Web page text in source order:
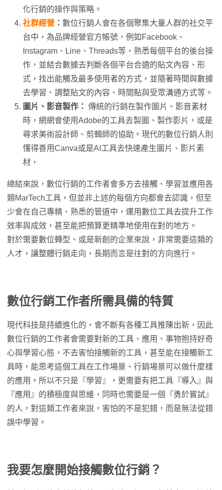
化行銷的操作與策略。
社群經營 ： 數位行銷人會在各個聚集大量人群的社交平
台中，為品牌經營官方帳號，例如Facebook、
Instagram、Line、Threads等，熟悉每個平台的後台操
作，並結合數據去判斷各個平台合適的貼文內容、形
式，找出能觸及最多使用者的方式，並隨著時間與數據
去學習、調整貼文的內容、時間點與受眾溝通方式等。
圖片、影音製作： 傳統的行銷在製作圖片、影音素材
時，網網會使用Adobe的工具去製圖、製作影片，或是
尋求美術設計師、剪輯師的協助。現代的數位行銷人則
懂得善用Canva或是AI工具去快速產生圖片、影片素
材，
總結來說，數位行銷的工作者會多方去接觸、學習並應用各
類MarTech工具，但並非上述的每個方向都會去認識，但至
少會在自己專精、熟悉的管道中，運用數位工具去提升工作
效率與成效，甚至能把預算更精準地使用在對的地方。
對於需要數位轉型、或是新創的企業來說，非常需要這類的
人才，讓整體行銷走向，長期而言是往對的方向進行。
數位行銷工作者所需具備的特質
現代科技是持續進化的，會不斷有各種工具推陳出新，因此
數位行銷的工作者會需要對新的工具、應用、事物抱持好奇
心與學習心態，不去害怕接觸新的工具，甚至能在接觸新工
具時，能思考這個工具在工作場景、行銷場景可以做什麼樣
的應用。所以不只是『學習』，更需要有把工具『導入』與
『應用』的積極度與思維，同時也需要是一個『勇於嘗試』
的人，對這類工作者來說，害怕的不是犯錯，而是無法從錯
誤中學習。
我要怎麼開始接觸數位行銷？